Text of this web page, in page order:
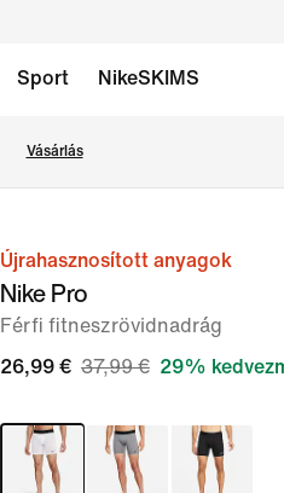
Sport NikeSKIMS
Vásárlás
Újrahasznosított anyagok
Nike Pro
Férfi fitneszrövidnadrág
26,99 € 37,99 € 29%